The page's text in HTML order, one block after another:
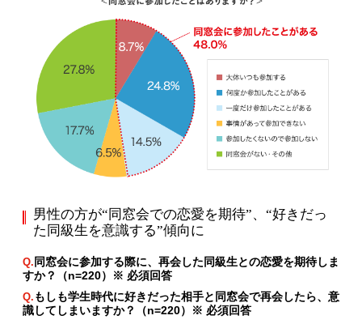
男性の方が“同窓会での恋愛を期待”、“好きだっ
た同級生を意識する”傾向に
Q. 同窓会に参加する際に、再会した同級生との恋愛を期待しま
すか？（n=220）※ 必須回答
Q. もしも学生時代に好きだった相手と同窓会で再会したら、意
識してしまいますか？（n=220）※ 必須回答